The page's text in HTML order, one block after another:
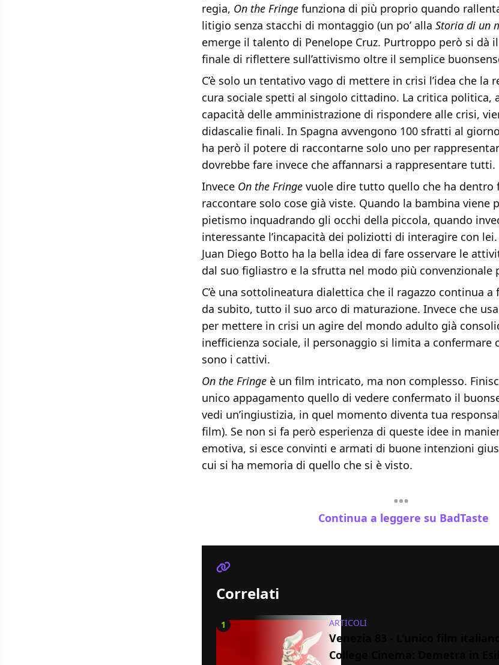
regia, On the Fringe funziona di più proprio quando
litigio senza stacchi di montaggio (un po’ alla Storia di un
emerge il talento di Penelope Cruz. Purtroppo però si dà
finale di riflettere sull’attivismo oltre il semplice
C’è solo un tentativo vago di mettere in crisi l’idea che la
cura sociale spetti al singolo cittadino. La critica politica,
capacità delle amministrazione di rispondere alle crisi,
didascalie finali. In Spagna avvengono 100 sfratti al
ha però il potere di raccontarne solo uno per
dovrebbe fare invece che affannarsi a rappresentare tutti.
Invece On the Fringe vuole dire tutto quello che ha dentro
raccontare solo cose già viste. Quando la bambina viene
pietismo inquadrando gli occhi della piccola, quando
interessante l’incapacità dei poliziotti di interagire con
Juan Diego Botto ha la bella idea di fare osservare le
dal suo figliastro e la sfrutta nel modo più convenzionale
C’è una sottolineatura dialettica che il ragazzo continua a
da subito, tutto il suo arco di maturazione. Invece che
per mettere in crisi un agire del mondo adulto già
inefficienza sociale, il personaggio si limita a confermare
sono i cattivi.
On the Fringe è un film intricato, ma non complesso.
unico appagamento quello di vedere confermato il
vedi un’ingiustizia, in quel momento diventa tua
film). Se non si fa però esperienza di queste idee in
emotiva, si esce convinti e armati di buone intenzioni
cui si ha memoria di quello che si è visto.
Continua a leggere su BadTaste
Correlati
1 ARTICOLI
Venezia 83 - L'unico film
College Cinema: Demetra in